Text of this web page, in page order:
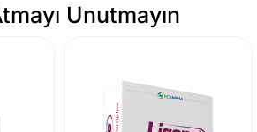
Unutmayın